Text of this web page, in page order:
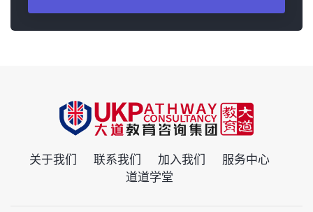
关于我们 联系我们 加入我们
服务中心
道道学堂